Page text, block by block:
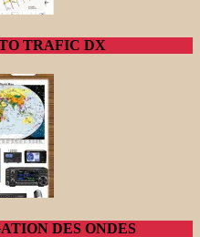
TRAFIC DX
DES ONDES